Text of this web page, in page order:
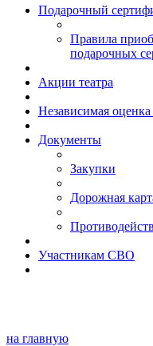
Подарочный
Правила
подарочных
Акции театра
Независимая оценка
Документы
Закупки
Дорожная
Участникам СВО
на главную